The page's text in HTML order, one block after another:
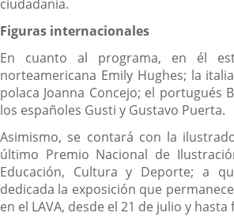
ciudadanía.
Figuras internacionales
En cuanto al programa, en él
norteamericana Emily Hughes; la
polaca Joanna Concejo; el portugués
los españoles Gusti y Gustavo Puerta.
Asimismo, se contará con la
último Premio Nacional de
Educación, Cultura y Deporte; a
dedicada la exposición que
en el LAVA, desde el 21 de julio y